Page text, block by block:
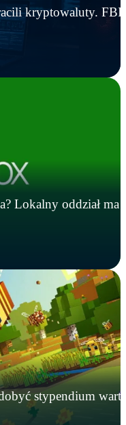
kryptowaluty. FBI
Lokalny oddział ma
stypendium warte
kryptowaluty.
Lokalny oddział
stypendium